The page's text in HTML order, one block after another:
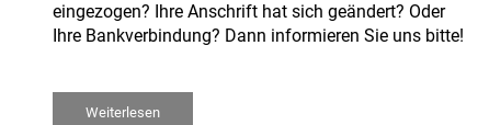
eingezogen? Ihre Anschrift hat sich geändert? Oder
Ihre Bankverbindung? Dann informieren Sie uns bitte!
Weiterlesen